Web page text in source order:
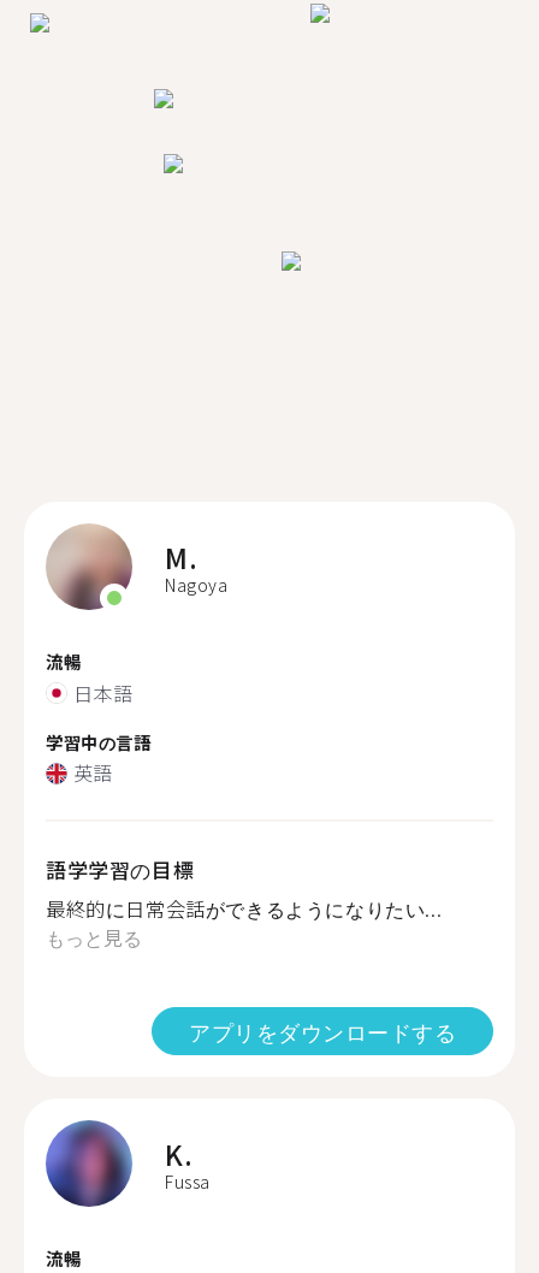
M.
Nagoya
流暢
日本語
学習中の言語
英語
語学学習の目標
最終的に日常会話ができるようになりたい...
もっと見る
アプリをダウンロードする
K.
Fussa
流暢